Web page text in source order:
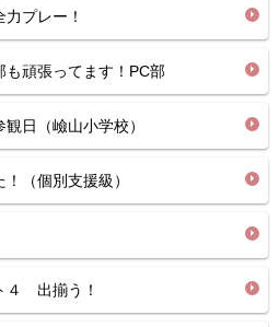
力プレー！
も頑張ってます！PC部
日（嶮山小学校）
（個別支援級）
４ 出揃う！